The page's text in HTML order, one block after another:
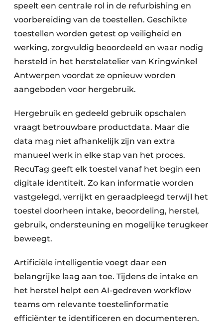
speelt een centrale rol in de refurbishing en
voorbereiding van de toestellen. Geschikte
toestellen worden getest op veiligheid en
werking, zorgvuldig beoordeeld en waar nodig
hersteld in het herstelatelier van Kringwinkel
Antwerpen voordat ze opnieuw worden
aangeboden voor hergebruik.
Hergebruik en gedeeld gebruik opschalen
vraagt betrouwbare productdata. Maar die
data mag niet afhankelijk zijn van extra
manueel werk in elke stap van het proces.
RecuTag geeft elk toestel vanaf het begin een
digitale identiteit. Zo kan informatie worden
vastgelegd, verrijkt en geraadpleegd terwijl het
toestel doorheen intake, beoordeling, herstel,
gebruik, ondersteuning en mogelijke terugkeer
beweegt.
Artificiële intelligentie voegt daar een
belangrijke laag aan toe. Tijdens de intake en
het herstel helpt een AI-gedreven workflow
teams om relevante toestelinformatie
efficiënter te identificeren en documenteren.